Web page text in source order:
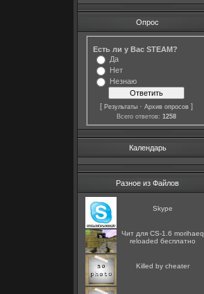
Опрос
Есть ли у Вас STEAM?
Да
Нет
Незнаю
[ Результаты · Архив опросов ]
Всего ответов: 1258
Календарь
Разное из Файлов
Skype
Чит для CS-1.6 morihaeq
reloaded бесплатно
Killed by cheater